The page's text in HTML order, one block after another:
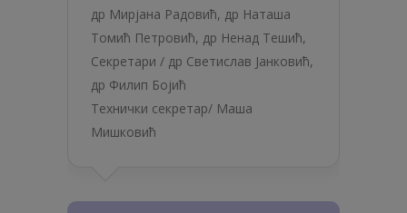
др Мирјана Радовић, др Наташа
Томић Петровић, др Ненад Тешић,
Секретари / др Светислав Јанковић,
др Филип Бојић
Технички секретар/ Маша
Мишковић